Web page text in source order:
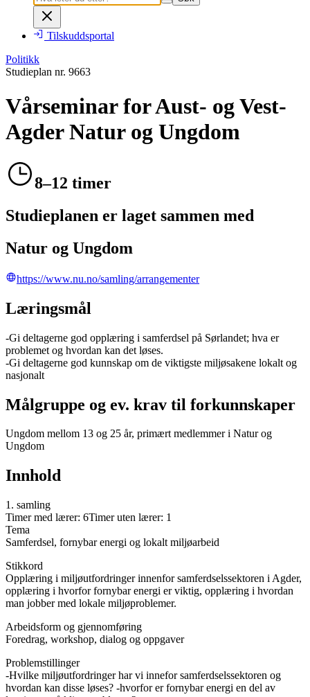
Tilskuddsportal
Politikk
Studieplan nr. 9663
Vårseminar for Aust- og Vest-
Agder Natur og Ungdom
8–12 timer
Studieplanen er laget sammen med
Natur og Ungdom
https://www.nu.no/samling/arrangementer
Læringsmål
-Gi deltagerne god opplæring i samferdsel på Sørlandet; hva er
problemet og hvordan kan det løses.
-Gi deltagerne god kunnskap om de viktigste miljøsakene lokalt og
nasjonalt
Målgruppe og ev. krav til forkunnskaper
Ungdom mellom 13 og 25 år, primært medlemmer i Natur og
Ungdom
Innhold
1. samling
Timer med lærer: 6Timer uten lærer: 1
Tema
Samferdsel, fornybar energi og lokalt miljøarbeid
Stikkord
Opplæring i miljøutfordringer innenfor samferdselssektoren i Agder,
opplæring i hvorfor fornybar energi er viktig, opplæring i hvordan
man jobber med lokale miljøproblemer.
Arbeidsform og gjennomføring
Foredrag, workshop, dialog og oppgaver
Problemstillinger
-Hvilke miljøutfordringer har vi innefor samferdselssektoren og
hvordan kan disse løses? -hvorfor er fornybar energi en del av